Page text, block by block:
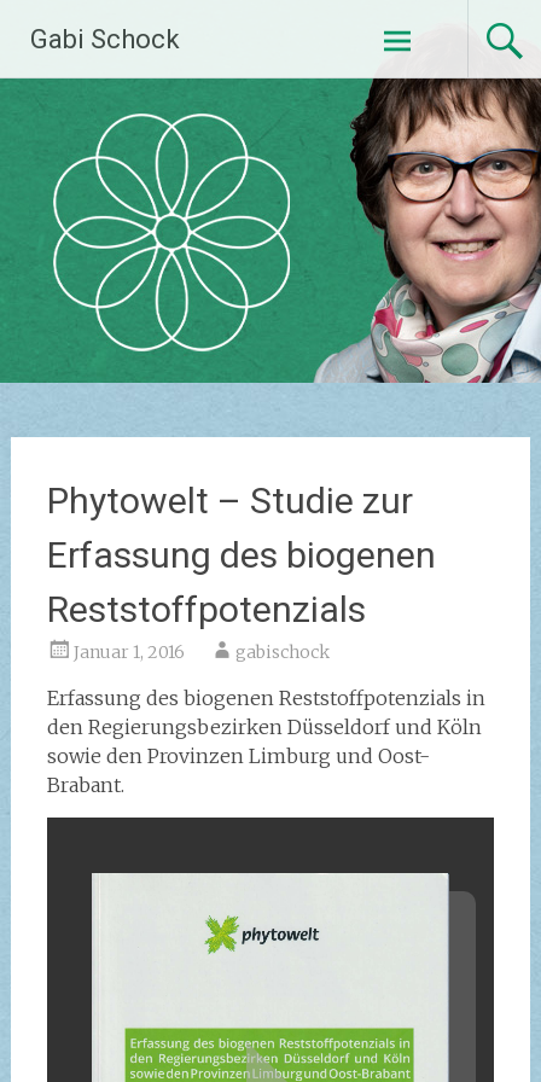
Inhalt
springen
Gabi Schock
Phytowelt – Studie zur
Erfassung des biogenen
Reststoffpotenzials
Januar 1, 2016 gabischock
Erfassung des biogenen Reststoffpotenzials in
den Regierungsbezirken Düsseldorf und Köln
sowie den Provinzen Limburg und Oost-
Brabant.